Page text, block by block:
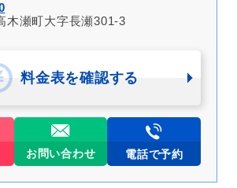
木瀬町大字長瀬301-3
料金表を確認する
お問い合わせ 電話で予約